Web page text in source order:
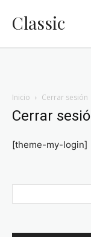
Classic
Inicio Cerrar sesión
Cerrar
[theme-my-login]